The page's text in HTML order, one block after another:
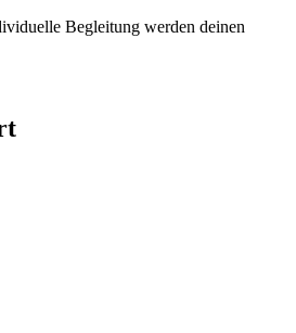
Begleitung werden deinen